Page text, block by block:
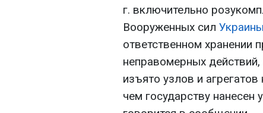
г. включительно
Вооруженных сил Украины
ответственном хранении
неправомерных
изъято узлов и
чем государству